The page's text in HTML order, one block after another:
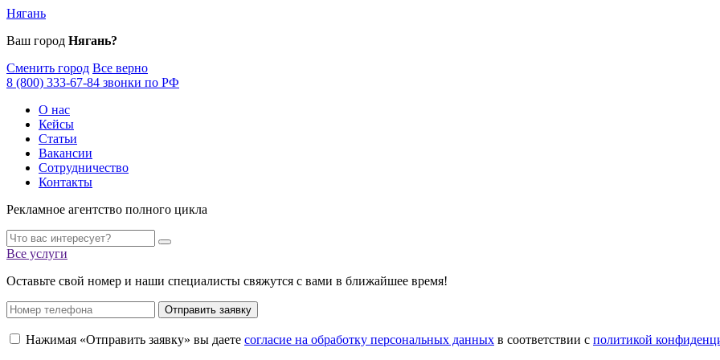
Нягань
Ваш город Нягань?
Сменить город Все верно
8 (800) 333-67-84 звонки по РФ
О нас
Кейсы
Статьи
Вакансии
Сотрудничество
Контакты
Рекламное агентство полного цикла
Все услуги
Оставьте свой номер и наши специалисты свяжутся с вами в ближайшее время!
Отправить заявку
Нажимая «Отправить заявку» вы даете согласие на обработку персональных данных в соответствии с политикой